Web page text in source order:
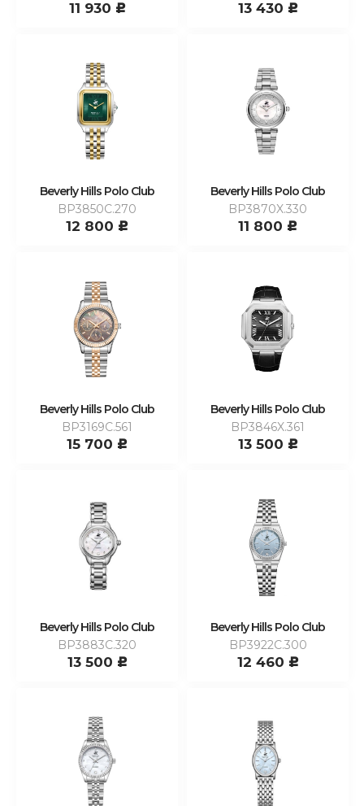
11 930 c 13 430 c
Beverly Hills Polo Club
BP3850C.270
12 800 c
Beverly Hills Polo Club
BP3870X.330
11 800 c
Beverly Hills Polo Club
BP3169C.561
15 700 c
Beverly Hills Polo Club
BP3846X.361
13 500 c
Beverly Hills Polo Club
BP3883C.320
13 500 c
Beverly Hills Polo Club
BP3922C.300
12 460 c